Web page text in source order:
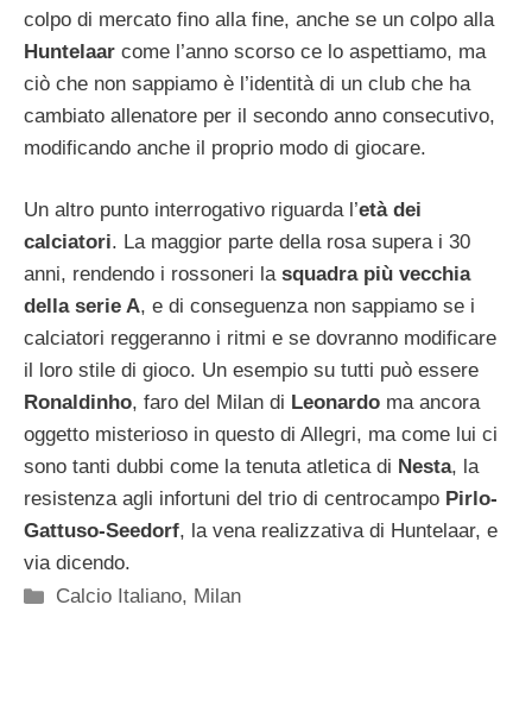
colpo di mercato fino alla fine, anche se un colpo alla
Huntelaar come l’anno scorso ce lo aspettiamo, ma
ciò che non sappiamo è l’identità di un club che ha
cambiato allenatore per il secondo anno consecutivo,
modificando anche il proprio modo di giocare.
Un altro punto interrogativo riguarda l’età dei
calciatori. La maggior parte della rosa supera i 30
anni, rendendo i rossoneri la squadra più vecchia
della serie A, e di conseguenza non sappiamo se i
calciatori reggeranno i ritmi e se dovranno modificare
il loro stile di gioco. Un esempio su tutti può essere
Ronaldinho, faro del Milan di Leonardo ma ancora
oggetto misterioso in questo di Allegri, ma come lui ci
sono tanti dubbi come la tenuta atletica di Nesta, la
resistenza agli infortuni del trio di centrocampo Pirlo-
Gattuso-Seedorf, la vena realizzativa di Huntelaar, e
via dicendo.
Categorie
Calcio Italiano, Milan